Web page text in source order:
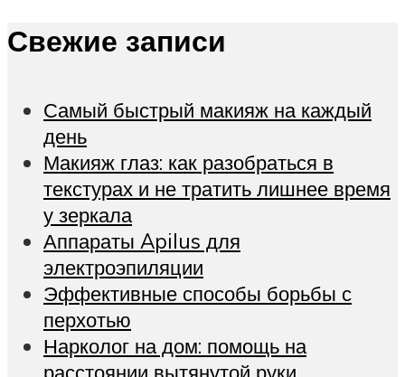
Свежие записи
Самый быстрый макияж на каждый
день
Макияж глаз: как разобраться в
текстурах и не тратить лишнее время
у зеркала
Аппараты Apilus для
электроэпиляции
Эффективные способы борьбы с
перхотью
Нарколог на дом: помощь на